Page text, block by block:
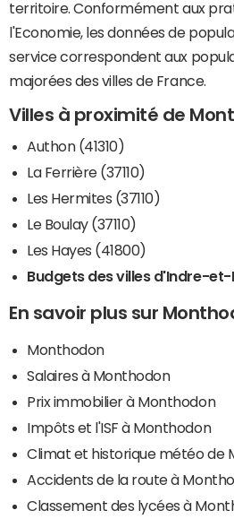
territoire. Conformément aux
l'Economie, les données de
service correspondent aux
majorées des villes de France.
Villes à proximité de
Authon (41310)
La Ferrière (37110)
Les Hermites (37110)
Le Boulay (37110)
Les Hayes (41800)
Budgets des villes d'Indre-et-
En savoir plus sur
Monthodon
Salaires à Monthodon
Prix immobilier à Monthodon
Impôts et l'ISF à Monthodon
Climat et historique météo de
Accidents de la route à
Classement des lycées à